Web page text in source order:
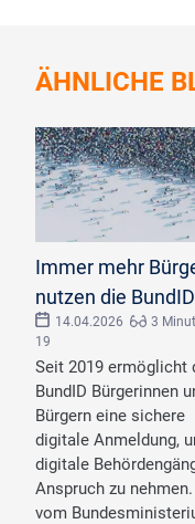
ÄHNLICHE
Immer mehr
nutzen die BundID
14.04.2026
3
19
Seit 2019 ermöglicht
BundID Bürgerinnen
Bürgern eine sichere
digitale Anmeldung,
digitale
Anspruch zu
vom